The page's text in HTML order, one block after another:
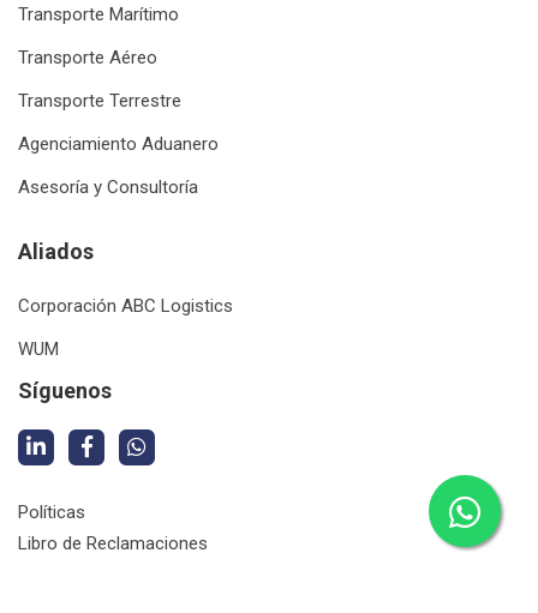
Transporte Marítimo
Transporte Aéreo
Transporte Terrestre
Agenciamiento Aduanero
Asesoría y Consultoría
Aliados
Corporación ABC Logistics
WUM
Síguenos
Políticas
Libro de Reclamaciones